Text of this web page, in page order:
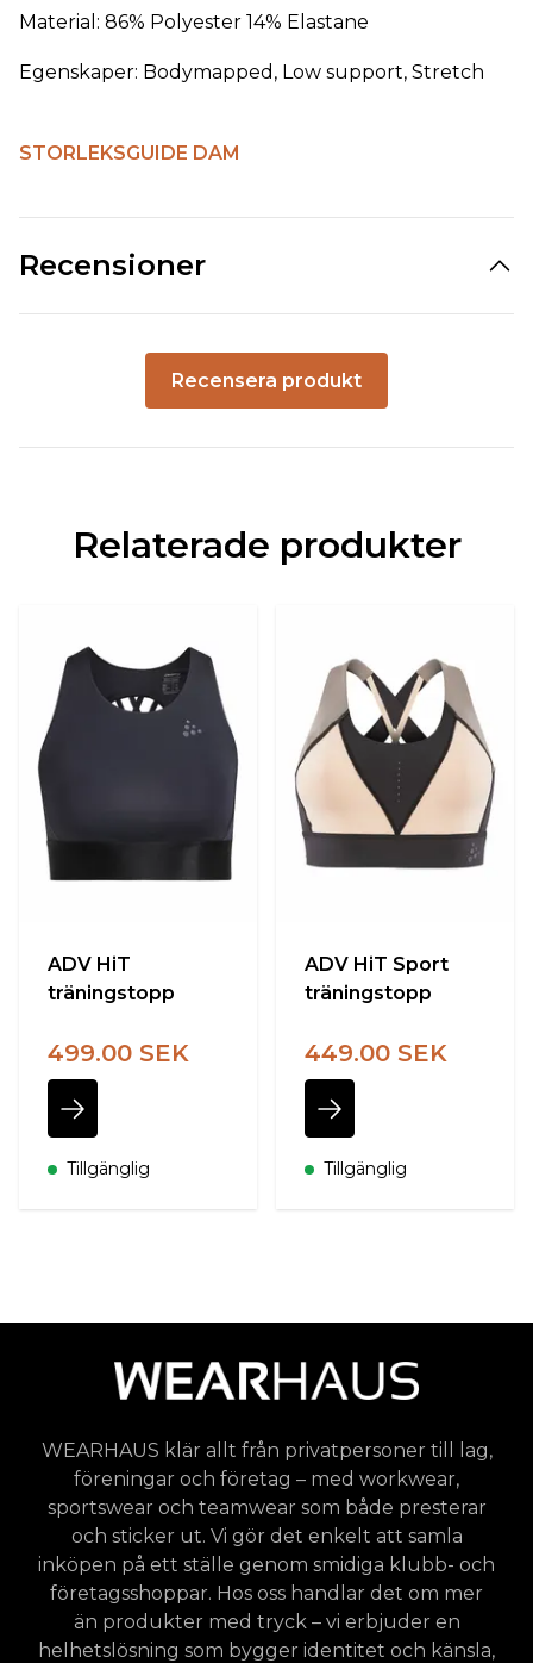
Material: 86% Polyester 14% Elastane
Egenskaper: Bodymapped, Low support, Stretch
STORLEKSGUIDE DAM
Recensioner
Recensera produkt
Relaterade produkter
ADV HiT
träningstopp
499.00 SEK
Tillgänglig
ADV HiT Sport
träningstopp
449.00 SEK
Tillgänglig
WEARHAUS klär allt från privatpersoner till lag,
föreningar och företag – med workwear,
sportswear och teamwear som både presterar
och sticker ut. Vi gör det enkelt att samla
inköpen på ett ställe genom smidiga klubb- och
företagsshoppar. Hos oss handlar det om mer
än produkter med tryck – vi erbjuder en
helhetslösning som bygger identitet och känsla,